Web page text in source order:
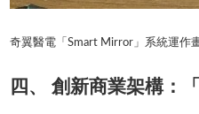
奇翼醫電「Smart Mirror」系統運作
四、 創新商業架構：